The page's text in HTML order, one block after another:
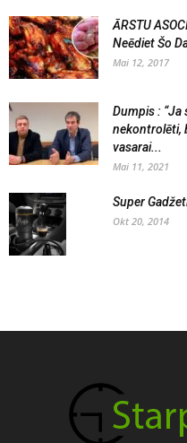
ĀRSTU
Neēdiet Šo
Mai 12, 2017
Dumpis :
nekontrolēti,
vasarai...
Mai 11, 2021
Super
Okt 20, 2014